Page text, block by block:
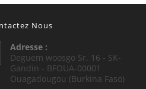
Nous
Adresse :
Deguem woosgo Sr. 16 - SK-
Gandin - BFOUA-00001
Ouagadougou (Burkina Faso)